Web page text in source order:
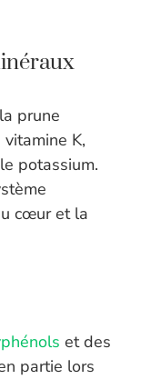
prune
K,
potassium.
cœur et la
et des
partie lors